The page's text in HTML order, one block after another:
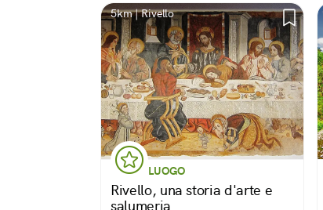
5km | Rivello
LUOGO
Rivello, una storia d'arte e
salumeria